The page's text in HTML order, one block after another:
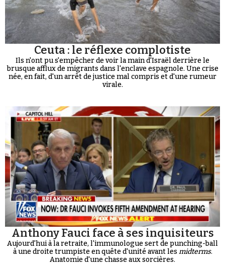
Ceuta : le réflexe complotiste
Ils n'ont pu s'empêcher de voir la main d'Israël derrière le
brusque afflux de migrants dans l'enclave espagnole. Une crise
née, en fait, d'un arrêt de justice mal compris et d'une rumeur
virale.
Anthony Fauci face à ses inquisiteurs
Aujourd'hui à la retraite, l'immunologue sert de punching-ball
à une droite trumpiste en quête d'unité avant les midterms.
Anatomie d'une chasse aux sorcières.